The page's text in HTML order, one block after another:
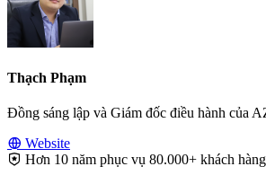
Thạch Phạm
Đồng sáng lập và Giám đốc điều hành của
Website
Hơn 10 năm phục vụ 80.000+ khách hàng